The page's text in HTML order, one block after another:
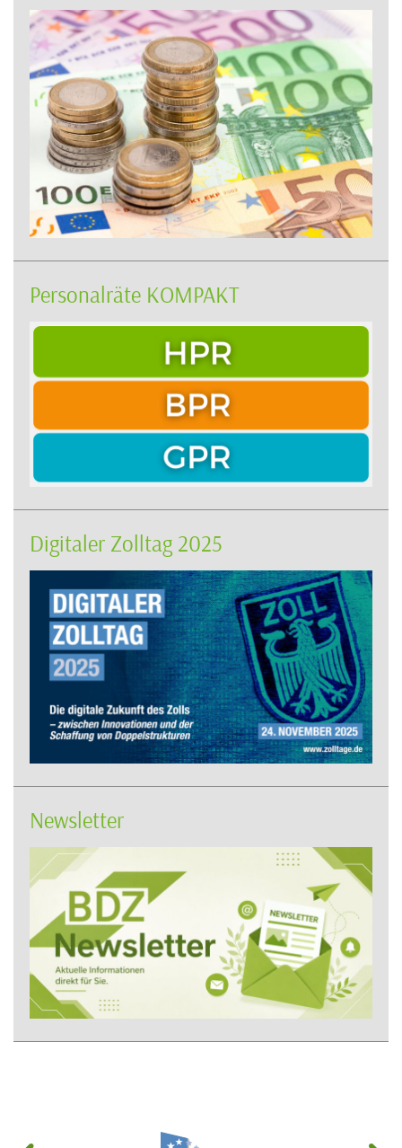
Personalräte KOMPAKT
Digitaler Zolltag 2025
Newsletter